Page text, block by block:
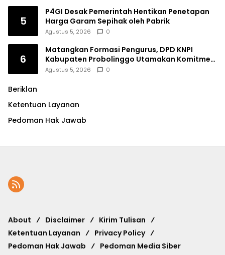
5
P4GI Desak Pemerintah Hentikan Penetapan
Harga Garam Sepihak oleh Pabrik
Agustus 5, 2026 0
6
Matangkan Formasi Pengurus, DPD KNPI
Kabupaten Probolinggo Utamakan Komitmen
dan Kinerja
Agustus 5, 2026 0
Beriklan
Ketentuan Layanan
Pedoman Hak Jawab
About Disclaimer
Kirim Tulisan
Ketentuan Layanan
Privacy Policy
Pedoman Hak Jawab
Pedoman Media Siber